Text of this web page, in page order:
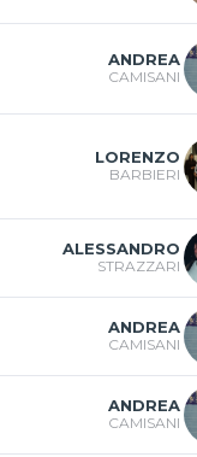
ANDREA
CAMISANI
LORENZO
BARBIERI
ALESSANDRO
STRAZZARI
ANDREA
CAMISANI
ANDREA
CAMISANI